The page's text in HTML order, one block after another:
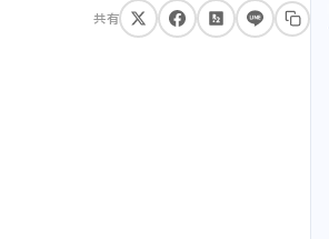
共有